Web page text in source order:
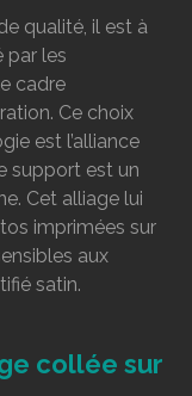
qualité, il est à
par les
cadre
Ce choix
est l’alliance
support est un
Cet alliage lui
imprimées sur
aux
satin.
collée sur